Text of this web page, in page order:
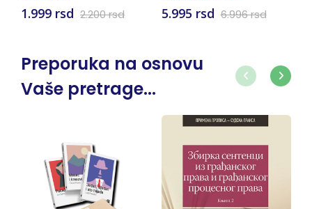
1.999 rsd 2.200 rsd 5.995 rsd 6.996 rsd
Preporuka na osnovu
Vaše pretrage...